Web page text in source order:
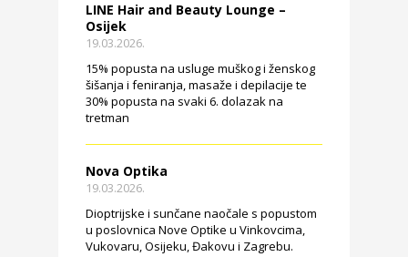
LINE Hair and Beauty Lounge –
Osijek
19.03.2026.
15% popusta na usluge muškog i ženskog
šišanja i feniranja, masaže i depilacije te
30% popusta na svaki 6. dolazak na
tretman
Nova Optika
19.03.2026.
Dioptrijske i sunčane naočale s popustom
u poslovnica Nove Optike u Vinkovcima,
Vukovaru, Osijeku, Đakovu i Zagrebu.